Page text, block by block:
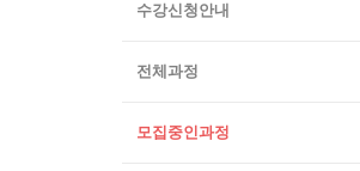
수강신청안내
전체과정
모집중인과정